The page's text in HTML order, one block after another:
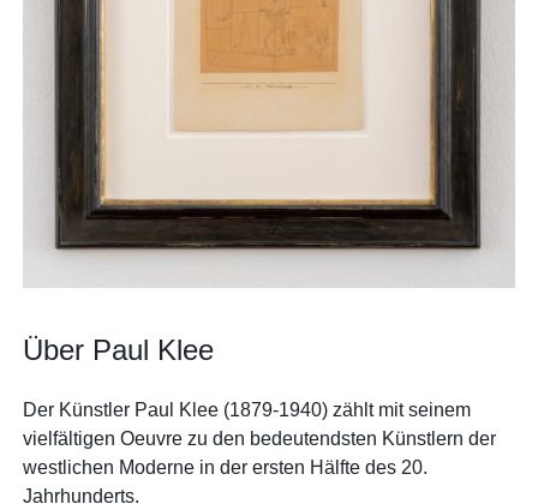
Über Paul Klee
Der Künstler Paul Klee (1879-1940) zählt mit seinem
vielfältigen Oeuvre zu den bedeutendsten Künstlern der
westlichen Moderne in der ersten Hälfte des 20.
Jahrhunderts.